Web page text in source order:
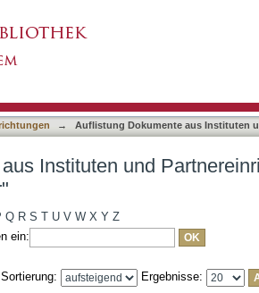
→ Auflistung Dokumente aus Instituten
Instituten und
Q R S T U V W X Y Z
ein:
Sortierung: Ergebnisse: